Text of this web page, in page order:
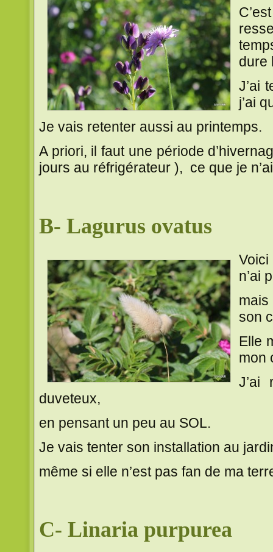
dure
J’ai
j’ai
Je vais retenter aussi au printemps.
A priori, il faut une période
jours au réfrigérateur ), ce que je
B- Lagurus ovatus
n’ai
son
Elle
mon
J’ai
duveteux,
en pensant un peu au SOL.
Je vais tenter son installation au
même si elle n’est pas fan de ma
C- Linaria purpurea